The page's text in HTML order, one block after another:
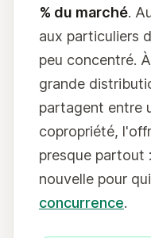
% du marché.
aux particuliers
peu concentré.
grande
partagent entre
copropriété,
presque partout
nouvelle pour
concurrence.